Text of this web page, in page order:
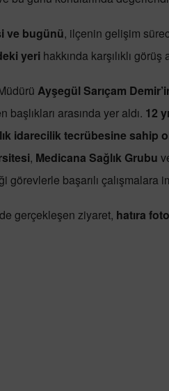
ve bugünü, ilçenin gelişim
yeri hakkında karşılıklı
Ayşegül Sarıçam
arasında yer aldı. 12
idarecilik tecrübesine sahip
, Medicana Sağlık Grubu
görevlerle başarılı çalışmalara
gerçekleşen ziyaret, hatıra